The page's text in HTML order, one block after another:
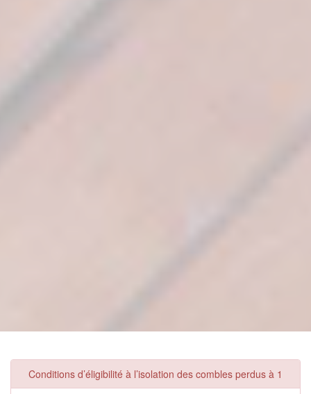
Conditions d’éligibilité à l’isolation des combles perdus à 1